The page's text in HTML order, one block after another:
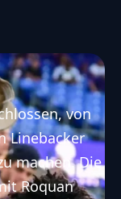
von
Linebacker
machen. Die
Roquan